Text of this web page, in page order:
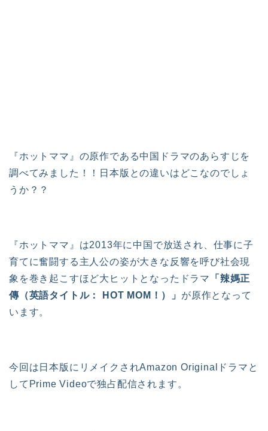
『ホットママ』の原作である中国ドラマのあらすじを
調べてみました！！日本版との違いはどこなのでしょ
うか？？
『ホットママ』は2013年に中国で放送され、仕事に子
育てに奮闘する主人公の姿が大きな反響を呼び社会現
象を巻き起こすほど大ヒットとなったドラマ
「辣媽正
傳（英語タイトル： HOT MOM！）」 が原作となって
います。
今回は日本版にリメイクされAmazon Originalドラマと
してPrime Videoで独占配信されます。